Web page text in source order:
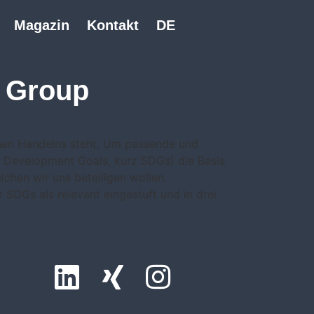
Magazin Kontakt DE
Handelns steht. Um passende und
Goals, kurz SDGs) die Basis
wir uns beteiligen wollen.
als relevant eingestuft und in drei